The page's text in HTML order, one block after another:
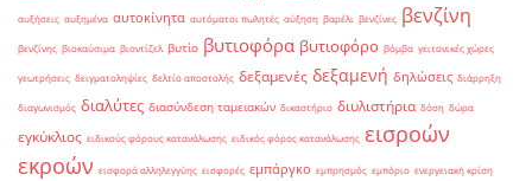
αυξήσεις αυξημένα αυτοκίνητα αυτόματοι πωλητές αύξηση βαρέλι βενζίνες βενζίνη
βενζίνης βιοκαύσιμα βιοντίζελ βυτίο βυτιοφόρα βυτιοφόρο βόμβα γειτονικές χώρες
γεωτρήσεις δειγματοληψίες δελτίο αποστολής δεξαμενές δεξαμενή δηλώσεις διάρρηξη
διαγωνισμός διαλύτες διασύνδεση ταμειακών δικαστήριο διυλιστήρια δόση δώρα
εγκύκλιος ειδικούς φόρους κατανάλωσης ειδικός φόρος κατανάλωσης εισροών
εκροών εισφορά αλληλεγγύης εισφορές εμπάργκο εμπρησμός εμπόριο ενεργειακή κρίση